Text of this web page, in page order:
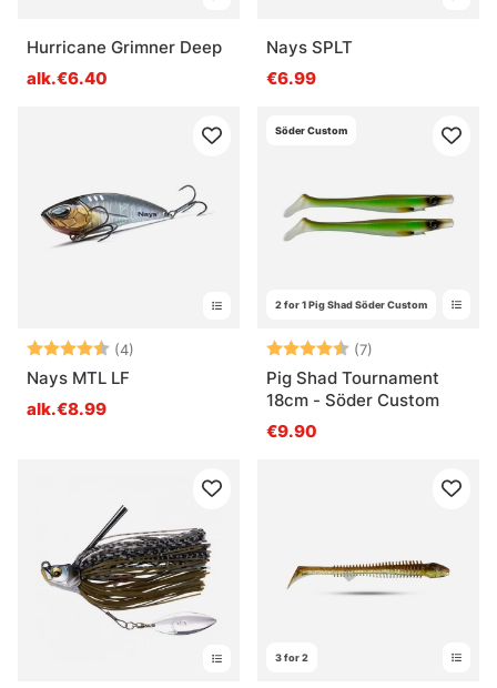
Hurricane Grimner Deep
alk.€6.40
Nays SPLT
€6.99
Arvio: (4)
4.8 5:sta tähdestä
Nays MTL LF
alk.€8.99
2 for 1 Pig Shad Söder Custom
Söder Custom
Arvio: (7)
Pig Shad Tournament
18cm - Söder Custom
€9.90
3 for 2